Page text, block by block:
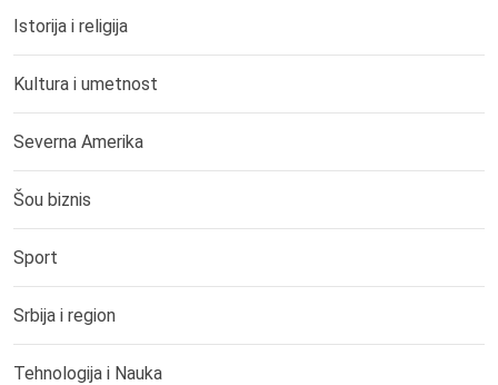
Istorija i religija
Kultura i umetnost
Severna Amerika
Šou biznis
Sport
Srbija i region
Tehnologija i Nauka